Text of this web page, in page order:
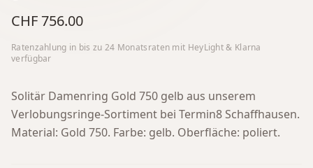
CHF 756.00
Ratenzahlung in bis zu 24 Monatsraten mit HeyLight & Klarna
verfügbar
Solitär Damenring Gold 750 gelb aus unserem
Verlobungsringe-Sortiment bei Termin8 Schaffhausen.
Material: Gold 750. Farbe: gelb. Oberfläche: poliert.